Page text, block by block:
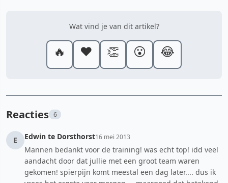
Wat vind je van dit artikel?
🔥 ❤️ 👏 😮 😂
Reacties 6
E Edwin te Dorsthorst16 mei 2013
Mannen bedankt voor de training! was echt top! idd veel
aandacht door dat jullie met een groot team waren
gekomen! spierpijn komt meestal een dag later.... dus ik